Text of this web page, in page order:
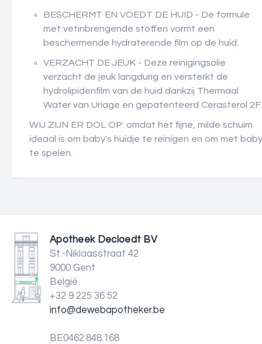
BESCHERMT EN VOEDT DE HUID - De formule
met vetinbrengende stoffen vormt een
beschermende hydraterende film op de huid.
VERZACHT DE JEUK - Deze reinigingsolie
verzacht de jeuk langdurig en versterkt de
hydrolipidenfilm van de huid dankzij Thermaal
Water van Uriage en gepatenteerd Cerasterol 2F.
WIJ ZIJN ER DOL OP: omdat het fijne, milde schuim
ideaal is om baby's huidje te reinigen en om met baby
te spelen.
Apotheek Decloedt BV
St.-Niklaasstraat 42
9000 Gent
België
+32 9 225 36 52
info@dewebapotheker.be
BE0462.848.168